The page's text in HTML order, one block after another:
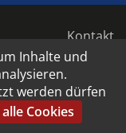
Kontakt
Barrierefreiheit
Datenschutz
Impressum
und Bildrechte
Inhalte und
werden dürfen
Cookies